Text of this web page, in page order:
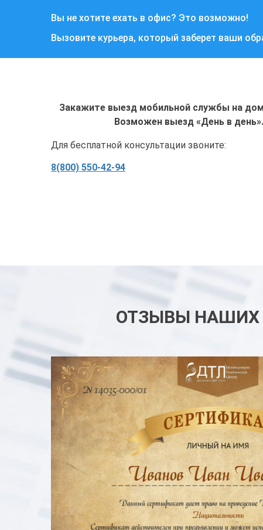
Вы не хотите ехать в офис? Это возможно!
Вызовите курьера, который заберет ваши
Закажите выезд мобильной службы на
Возможен выезд «День в день».
Для бесплатной консультации звоните:
8(800) 550-42-94
ОТЗЫВЫ НАШИХ